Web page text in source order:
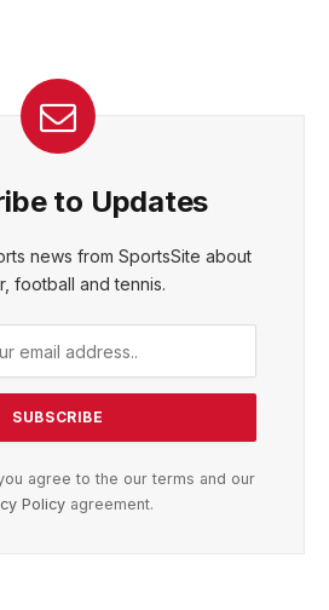
to Updates
news from SportsSite about
football and tennis.
agree to the our terms and our
Policyagreement.